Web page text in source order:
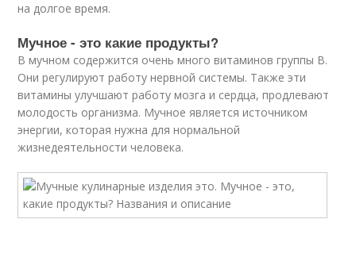
на долгое время.
Мучное - это какие продукты?
В мучном содержится очень много витаминов группы B.
Они регулируют работу нервной системы. Также эти
витамины улучшают работу мозга и сердца, продлевают
молодость организма. Мучное является источником
энергии, которая нужна для нормальной
жизнедеятельности человека.